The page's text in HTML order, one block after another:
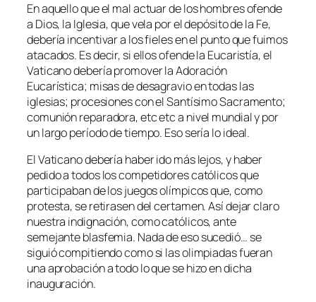
En aquello que el mal actuar de los hombres ofende
a Dios, la Iglesia, que vela por el depósito de la Fe,
debería incentivar a los fieles en el punto que fuimos
atacados. Es decir, si ellos ofende la Eucaristía, el
Vaticano debería promover la Adoración
Eucarística; misas de desagravio en todas las
iglesias; procesiones con el Santísimo Sacramento;
comunión reparadora, etc etc a nivel mundial y por
un largo período de tiempo. Eso sería lo ideal.
El Vaticano debería haber ido más lejos, y haber
pedido a todos los competidores católicos que
participaban de los juegos olímpicos que, como
protesta, se retirasen del certamen. Así dejar claro
nuestra indignación, como católicos, ante
semejante blasfemia. Nada de eso sucedió… se
siguió compitiendo como si las olimpiadas fueran
una aprobación a todo lo que se hizo en dicha
inauguración.